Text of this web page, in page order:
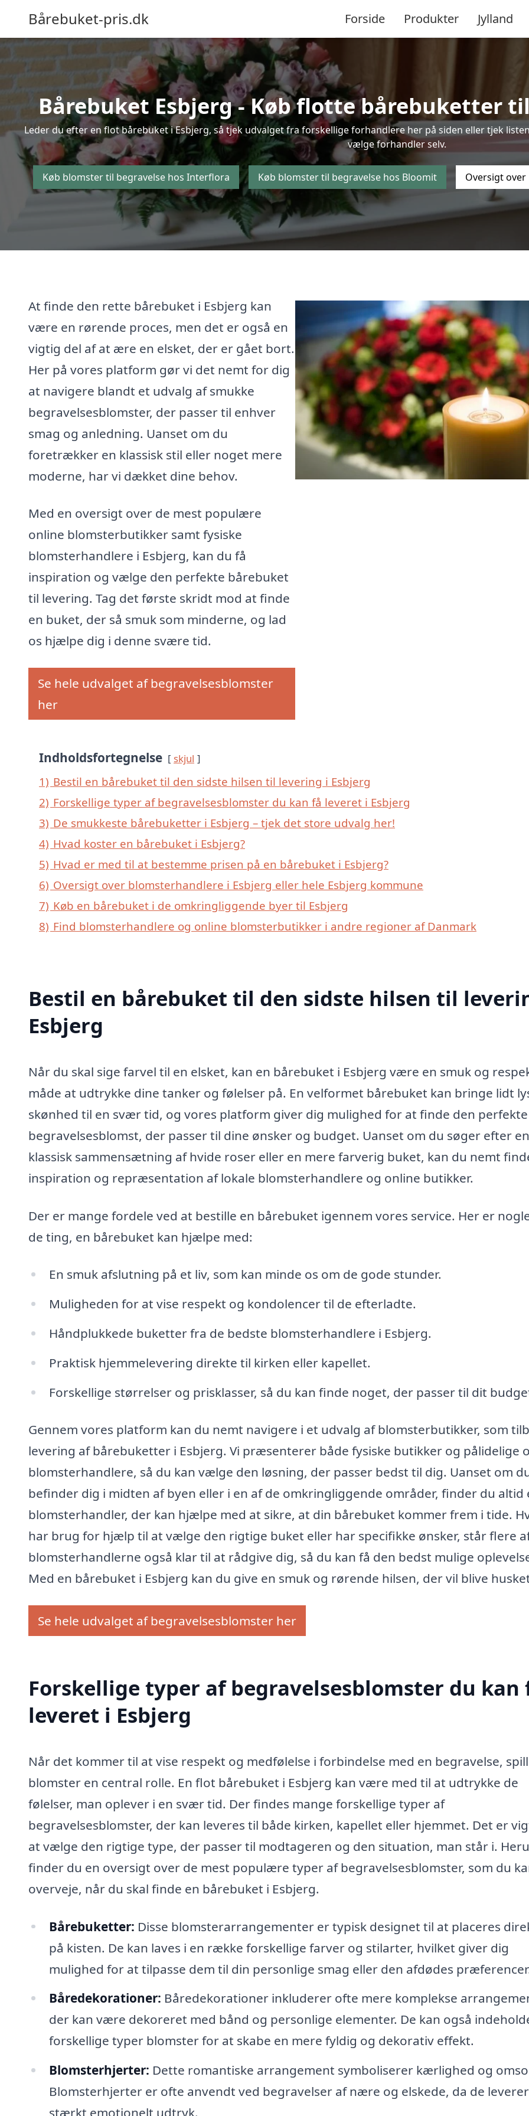
Bårebuket-pris.dk Forside Produkter Jylland
Bårebuket Esbjerg - Køb flotte bårebuketter
Leder du efter en flot bårebuket i Esbjerg, så tjek udvalget fra forskellige forhandlere her på siden eller tjek
vælge forhandler selv.
Køb blomster til begravelse hos Interflora Køb blomster til begravelse hos Bloomit Oversigt
At finde den rette bårebuket i Esbjerg kan
være en rørende proces, men det er også en
vigtig del af at ære en elsket, der er gået bort.
Her på vores platform gør vi det nemt for dig
at navigere blandt et udvalg af smukke
begravelsesblomster, der passer til enhver
smag og anledning. Uanset om du
foretrækker en klassisk stil eller noget mere
moderne, har vi dækket dine behov.
Med en oversigt over de mest populære
online blomsterbutikker samt fysiske
blomsterhandlere i Esbjerg, kan du få
inspiration og vælge den perfekte bårebuket
til levering. Tag det første skridt mod at finde
en buket, der så smuk som minderne, og lad
os hjælpe dig i denne svære tid.
Se hele udvalget af begravelsesblomster
her
Indholdsfortegnelse skjul
1) Bestil en bårebuket til den sidste hilsen til levering i Esbjerg
2) Forskellige typer af begravelsesblomster du kan få leveret i Esbjerg
3) De smukkeste bårebuketter i Esbjerg – tjek det store udvalg her!
4) Hvad koster en bårebuket i Esbjerg?
5) Hvad er med til at bestemme prisen på en bårebuket i Esbjerg?
6) Oversigt over blomsterhandlere i Esbjerg eller hele Esbjerg kommune
7) Køb en bårebuket i de omkringliggende byer til Esbjerg
8) Find blomsterhandlere og online blomsterbutikker i andre regioner af Danmark
Bestil en bårebuket til den sidste hilsen til
Esbjerg
Når du skal sige farvel til en elsket, kan en bårebuket i Esbjerg være en smuk og
måde at udtrykke dine tanker og følelser på. En velformet bårebuket kan bringe lidt
skønhed til en svær tid, og vores platform giver dig mulighed for at finde den perfekte
begravelsesblomst, der passer til dine ønsker og budget. Uanset om du søger efter en
klassisk sammensætning af hvide roser eller en mere farverig buket, kan du nemt
inspiration og repræsentation af lokale blomsterhandlere og online butikker.
Der er mange fordele ved at bestille en bårebuket igennem vores service. Her er
de ting, en bårebuket kan hjælpe med:
En smuk afslutning på et liv, som kan minde os om de gode stunder.
Muligheden for at vise respekt og kondolencer til de efterladte.
Håndplukkede buketter fra de bedste blomsterhandlere i Esbjerg.
Praktisk hjemmelevering direkte til kirken eller kapellet.
Forskellige størrelser og prisklasser, så du kan finde noget, der passer til dit
Gennem vores platform kan du nemt navigere i et udvalg af blomsterbutikker, som
levering af bårebuketter i Esbjerg. Vi præsenterer både fysiske butikker og pålidelige
blomsterhandlere, så du kan vælge den løsning, der passer bedst til dig. Uanset om
befinder dig i midten af byen eller i en af de omkringliggende områder, finder du altid
blomsterhandler, der kan hjælpe med at sikre, at din bårebuket kommer frem i tide.
har brug for hjælp til at vælge den rigtige buket eller har specifikke ønsker, står flere
blomsterhandlerne også klar til at rådgive dig, så du kan få den bedst mulige
Med en bårebuket i Esbjerg kan du give en smuk og rørende hilsen, der vil blive
Se hele udvalget af begravelsesblomster her
Forskellige typer af begravelsesblomster du kan
leveret i Esbjerg
Når det kommer til at vise respekt og medfølelse i forbindelse med en begravelse,
blomster en central rolle. En flot bårebuket i Esbjerg kan være med til at udtrykke de
følelser, man oplever i en svær tid. Der findes mange forskellige typer af
begravelsesblomster, der kan leveres til både kirken, kapellet eller hjemmet. Det er
at vælge den rigtige type, der passer til modtageren og den situation, man står i.
finder du en oversigt over de mest populære typer af begravelsesblomster, som du
overveje, når du skal finde en bårebuket i Esbjerg.
Bårebuketter: Disse blomsterarrangementer er typisk designet til at placeres
på kisten. De kan laves i en række forskellige farver og stilarter, hvilket giver dig
mulighed for at tilpasse dem til din personlige smag eller den afdødes
Båredekorationer: Båredekorationer inkluderer ofte mere komplekse
der kan være dekoreret med bånd og personlige elementer. De kan også
forskellige typer blomster for at skabe en mere fyldig og dekorativ effekt.
Blomsterhjerter: Dette romantiske arrangement symboliserer kærlighed og
Blomsterhjerter er ofte anvendt ved begravelser af nære og elskede, da de
stærkt emotionelt udtryk.